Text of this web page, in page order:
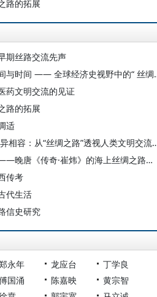
路的拓展
期丝路交流先声
李伯重：中国海外
药文明交流的见证
路的拓展
适
丁宏 王明慧：边界流变与差
陈烨轩：赵佗与大食国宝珠——晚唐《传奇·崔炜》的海上丝绸之路记忆
传考
代生活
信史研究
永年 龙应台
丁学良
国涌 陈嘉映
黄宗智